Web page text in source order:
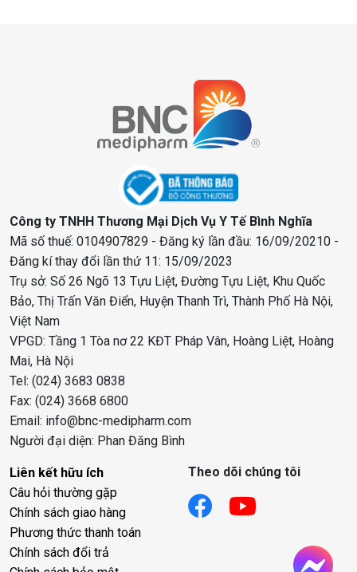
Công ty TNHH Thương Mại Dịch Vụ Y Tế Bình Nghĩa
Mã số thuế: 0104907829 - Đăng ký lần đầu: 16/09/20210 -
Đăng kí thay đổi lần thứ 11: 15/09/2023
Trụ sở: Số 26 Ngõ 13 Tựu Liệt, Đường Tựu Liệt, Khu Quốc
Bảo, Thị Trấn Văn Điển, Huyện Thanh Trì, Thành Phố Hà Nội,
Việt Nam
VPGD: Tầng 1 Tòa nơ 22 KĐT Pháp Vân, Hoàng Liệt, Hoàng
Mai, Hà Nội
Tel: (024) 3683 0838
Fax: (024) 3668 6800
Email: info@bnc-medipharm.com
Người đại diện: Phan Đăng Bình
Liên kết hữu ích
Câu hỏi thường gặp
Chính sách giao hàng
Phương thức thanh toán
Chính sách đổi trả
Theo dõi chúng tôi